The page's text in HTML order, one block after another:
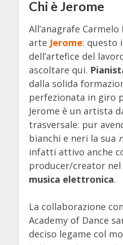
Chi è Jerome
All’anagrafe
arte Jerome: questo
dell’artefice del
ascoltare qui.
dalla solida
perfezionata in giro
Jerome è un artista
trasversale: pur
bianchi e neri la sua
infatti attivo anche
producer/creator
musica elettronica.
La collaborazione
Academy of Dance
deciso legame col